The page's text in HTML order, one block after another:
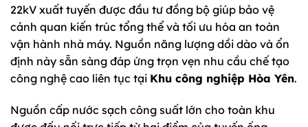
22kV xuất tuyến được đầu tư đồng bộ giúp bảo vệ
cảnh quan kiến trúc tổng thể và tối ưu hóa an toàn
vận hành nhà máy. Nguồn năng lượng dồi dào và ổn
định này sẵn sàng đáp ứng trọn vẹn nhu cầu chế tạo
công nghệ cao liên tục tại Khu công nghiệp Hòa Yên.
Nguồn cấp nước sạch công suất lớn cho toàn khu